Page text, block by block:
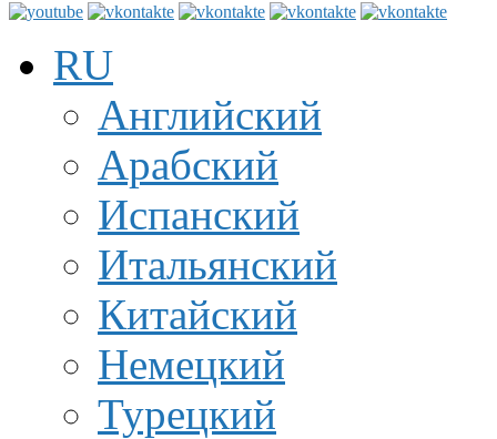
RU
Английский
Арабский
Испанский
Итальянский
Китайский
Немецкий
Турецкий